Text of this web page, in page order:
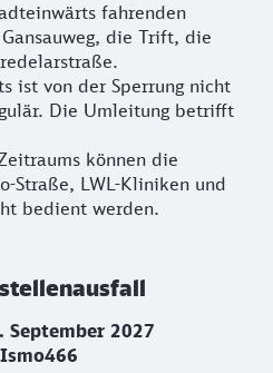
fahrenden
die Trift, die
ist von der Sperrung nicht
Die Umleitung betrifft
können die
Straße, LWL-Kliniken und
bedient werden.
September 2027